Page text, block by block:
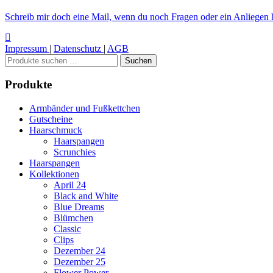
Schreib mir doch eine Mail, wenn du noch Fragen oder ein Anliegen
Impressum | Datenschutz | AGB
Suchen
nach:
Suchen
Produkte
Armbänder und Fußkettchen
Gutscheine
Haarschmuck
Haarspangen
Scrunchies
Haarspangen
Kollektionen
April 24
Black and White
Blue Dreams
Blümchen
Classic
Clips
Dezember 24
Dezember 25